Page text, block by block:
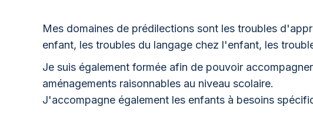
Mes domaines de prédilections sont les troubles
enfant, les troubles du langage chez l'enfant, les
Je suis également formée afin de pouvoir
aménagements raisonnables au niveau scolaire.
J'accompagne également les enfants à besoins